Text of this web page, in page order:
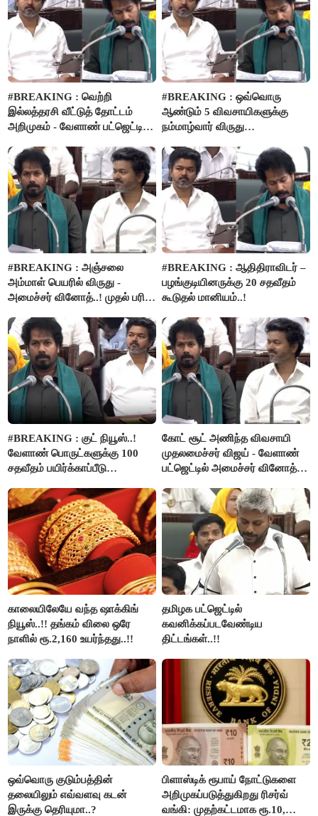
#BREAKING : வெற்றி
இல்லத்தரசி வீட்டுத் தோட்டம்
அறிமுகம் - வேளாண் பட்ஜெட்டில்
#BREAKING : ஒவ்வொரு
ஆண்டும் 5 விவசாயிகளுக்கு
நம்மாழ்வார் விருது
#BREAKING : அஞ்சலை
அம்மாள் பெயரில் விருது -
அமைச்சர் வினோத்..! முதல் பரிசு
#BREAKING : ஆதிதிராவிடர் –
பழங்குடியினருக்கு 20 சதவீதம்
கூடுதல் மானியம்..!
#BREAKING : குட் நியூஸ்..!
வேளாண் பொருட்களுக்கு 100
சதவீதம் பயிர்க்காப்பீடு
வினோத்..!
கோட் சூட் அணிந்த விவசாயி
முதலமைச்சர் விஜய் - வேளாண்
பட்ஜெட்டில் அமைச்சர் வினோத்
காலையிலேயே வந்த ஷாக்கிங்
நியூஸ்..!! தங்கம் விலை ஒரே
நாளில் ரூ.2,160 உயர்ந்தது..!!
தமிழக பட்ஜெட்டில்
கவனிக்கப்படவேண்டிய
திட்டங்கள்..!!
ஒவ்வொரு குடும்பத்தின்
தலையிலும் எவ்வளவு கடன்
இருக்கு தெரியுமா..?
பிளாஸ்டிக் ரூபாய் நோட்டுகளை
அறிமுகப்படுத்துகிறது ரிசர்வ்
வங்கி: முதற்கட்டமாக ரூ.10,